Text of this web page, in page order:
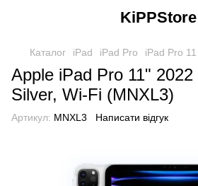
KiPPStore
Каталог iPad iPad Pro iPad Pro
Apple iPad Pro 11"
Silver, Wi-Fi (MNXL3)
Артикул: MNXL3 Написати відгук